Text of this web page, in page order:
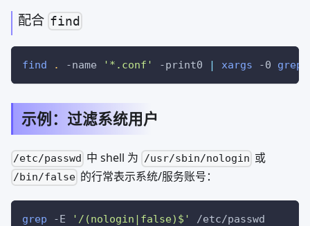
配合 find
find . -name '*.conf' -print0 | xargs -0 grep
示例：过滤系统用户
/etc/passwd 中 shell 为 /usr/sbin/nologin 或
/bin/false 的行常表示系统/服务账号：
grep -E '/(nologin|false)$' /etc/passwd